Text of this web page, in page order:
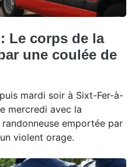
Le corps de la
une coulée de
mardi soir à Sixt-Fer-à-
mercredi avec la
emportée par
violent orage.